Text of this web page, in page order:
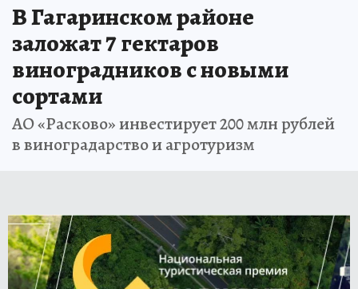
В Гагаринском районе
заложат 7 гектаров
виноградников с новыми
сортами
АО «Расково» инвестирует 200 млн рублей
в виноградарство и агротуризм